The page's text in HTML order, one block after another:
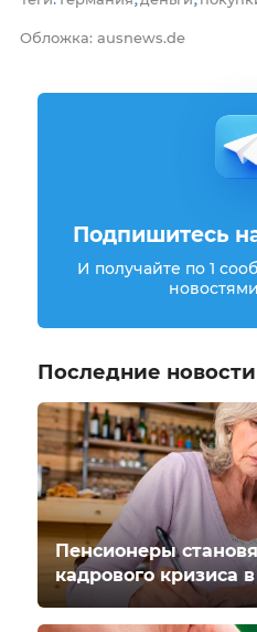
Обложка: ausnews.de
Подпишитесь
И получайте по 1
Последние новости
Пенсионеры
кадрового кризиса